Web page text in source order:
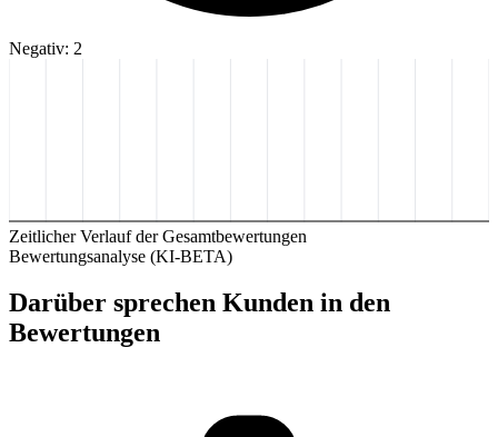
Negativ: 2
Zeitlicher Verlauf der Gesamtbewertungen
Bewertungsanalyse (KI-BETA)
Darüber sprechen Kunden in den
Bewertungen